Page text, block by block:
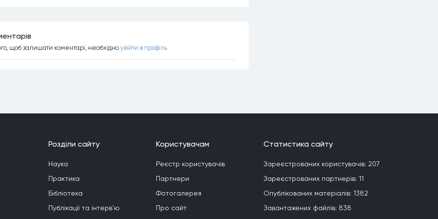
щоб залишати коментарi, необхiдно увiйти в профiль
Роздiли сайту
Наука
Практика
Бiблiотека
Публiкацiї та iнтерв'ю
Користувачам
Реєстр користувачiв
Партнери
Фотогалерея
Про сайт
Статистика сайту
Зареєстрованих користувачiв: 207
Зареєстрованих партнерiв: 11
Опублiкованих матерiалiв: 1382
Завантажених файлiв: 838